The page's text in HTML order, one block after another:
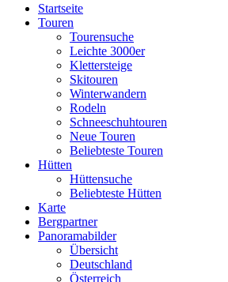
Startseite
Touren
Tourensuche
Leichte 3000er
Klettersteige
Skitouren
Winterwandern
Rodeln
Schneeschuhtouren
Neue Touren
Beliebteste Touren
Hütten
Hüttensuche
Beliebteste Hütten
Karte
Bergpartner
Panoramabilder
Übersicht
Deutschland
Österreich